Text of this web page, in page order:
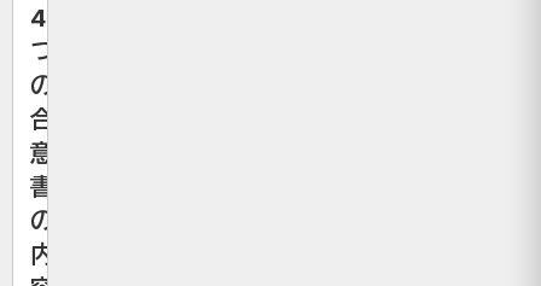
4
つ
の
合
意
書
の
内